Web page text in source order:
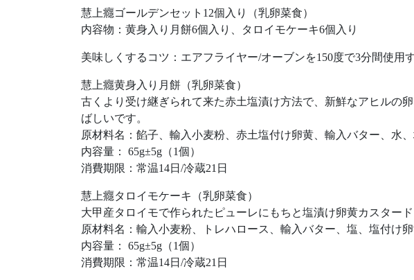
慧上癮ゴールデンセット12個入り（乳卵菜食）
内容物：黄身入り月餅6個入り、タロイモケーキ6個入り
美味しくするコツ：エアフライヤー/オーブンを150度で3分間使用
慧上癮黄身入り月餅（乳卵菜食）
古くより受け継ぎられて来た赤土塩漬け方法で、新鮮なアヒルの
ばしいです。
原材料名：餡子、輸入小麦粉、赤土塩付け卵黄、輸入バター、水
内容量： 65g±5g（1個）
消費期限：常温14日/冷蔵21日
慧上癮タロイモケーキ（乳卵菜食）
大甲産タロイモで作られたピューレにもちと塩漬け卵黄カスター
原材料名：輸入小麦粉、トレハロース、輸入バター、塩、塩付け
内容量： 65g±5g（1個）
消費期限：常温14日/冷蔵21日